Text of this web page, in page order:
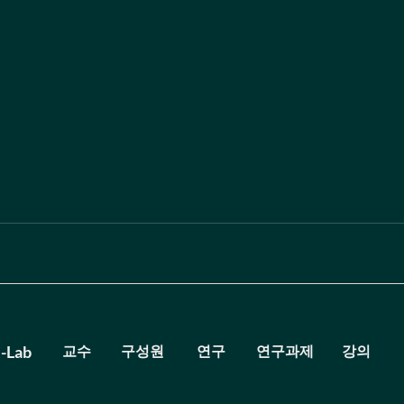
​교수 ​구성원 연구 ​연구과제 ​강의